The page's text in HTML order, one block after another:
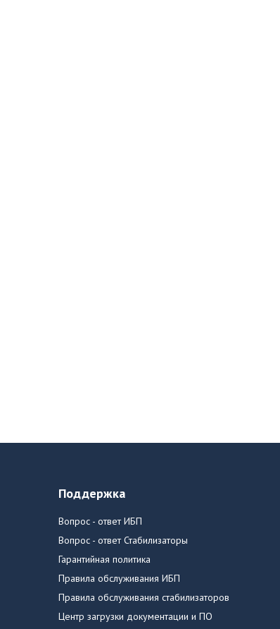
Поддержка
Вопрос - ответ ИБП
Вопрос - ответ Стабилизаторы
Гарантийная политика
Правила обслуживания ИБП
Правила обслуживания стабилизаторов
Центр загрузки документации и ПО